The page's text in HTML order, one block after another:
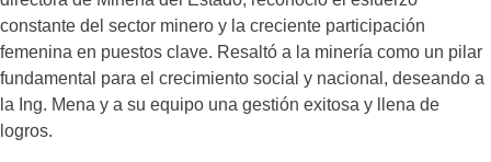
constante del sector minero y la creciente participación
femenina en puestos clave. Resaltó a la minería como un pilar
fundamental para el crecimiento social y nacional, deseando a
la Ing. Mena y a su equipo una gestión exitosa y llena de
logros.